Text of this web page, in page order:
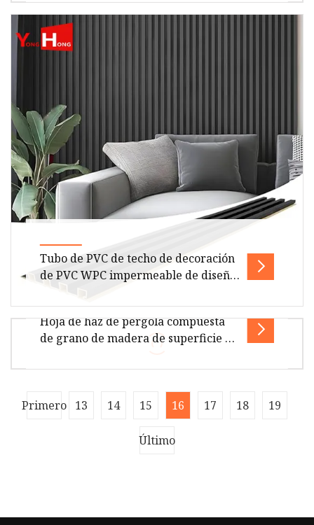
madera y plástico (WPC) son mate
Descripción general Descripción del producto
Especificación Descripción del producto WPC
Tubo de PVC de techo de decoración
de PVC WPC impermeable de diseño
interior
WPC PVC CelingColor: Nuestra fábrica Embalaje
madera y plástico (WPC) son mate
Hoja de haz de pérgola compuesta
de grano de madera de superficie de
cuadrados de madera WPC
Rongke Plastic Industry Technology
Primero 13 14 15 16 17 18 19
Último